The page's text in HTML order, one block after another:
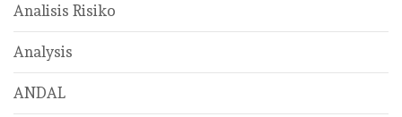
Analisis Risiko
Analysis
ANDAL